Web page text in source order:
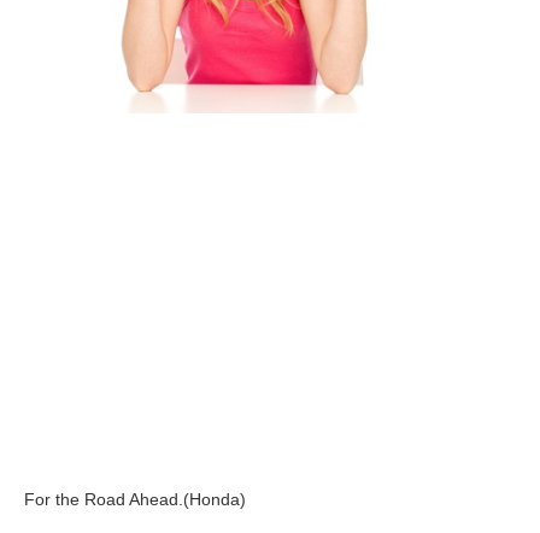
For the Road Ahead.(Honda)